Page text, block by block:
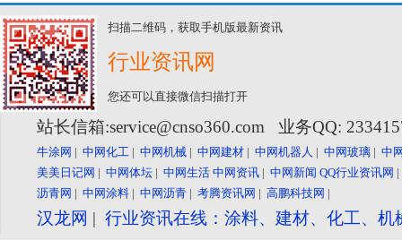
扫描二维码，获取手机版最新资讯
行业资讯网
您还可以直接微信扫描打开
站长信箱:service@cnso360.com 业务QQ:
牛涂网 | 中网化工 | 中网机械 | 中网建材 | 中网机器人 | 中网玻璃 | 中
美美日记网 | 中网体坛 | 中网生活 中网资讯 | 中网新闻 QQ行业资讯网
沥青网 | 中网涂料 | 中网沥青 | 考腾资讯网 | 高鹏科技网 |
汉龙网 | 行业资讯在线：涂料、建材、化工、